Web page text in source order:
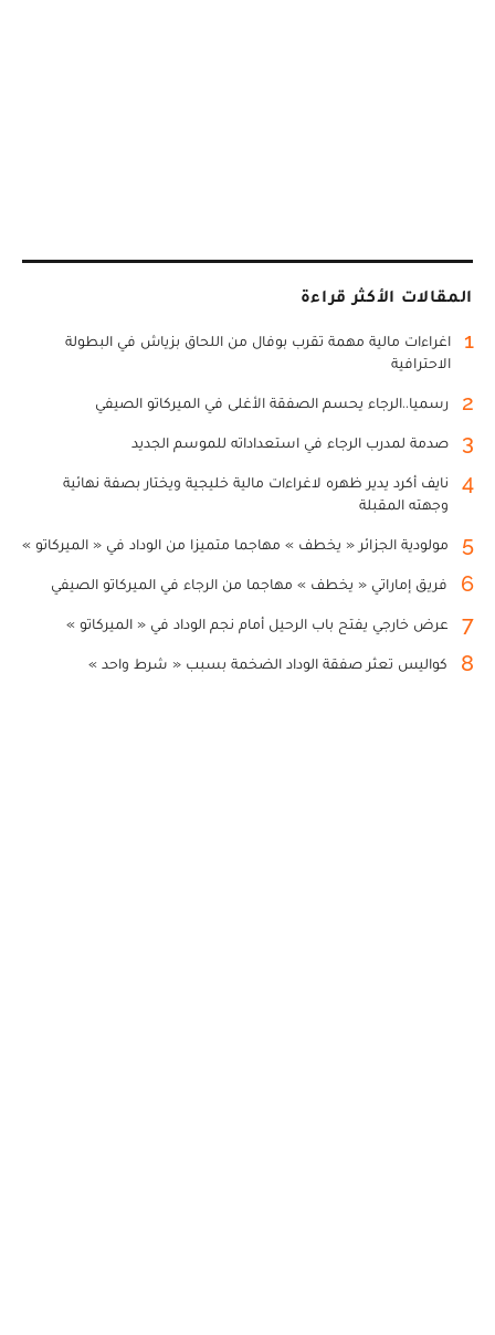
المقالات الأكثر قراءة
1
اغراءات مالية مهمة تقرب بوفال من اللحاق بزياش في البطولة
الاحترافية
2 رسميا..الرجاء يحسم الصفقة الأغلى في الميركاتو الصيفي
3 صدمة لمدرب الرجاء في استعداداته للموسم الجديد
4
نايف أكرد يدير ظهره لاغراءات مالية خليجية ويختار بصفة نهائية
وجهته المقبلة
5 مولودية الجزائر « يخطف » مهاجما متميزا من الوداد في « الميركاتو »
6 فريق إماراتي « يخطف » مهاجما من الرجاء في الميركاتو الصيفي
7 عرض خارجي يفتح باب الرحيل أمام نجم الوداد في « الميركاتو »
8 كواليس تعثر صفقة الوداد الضخمة بسبب « شرط واحد »